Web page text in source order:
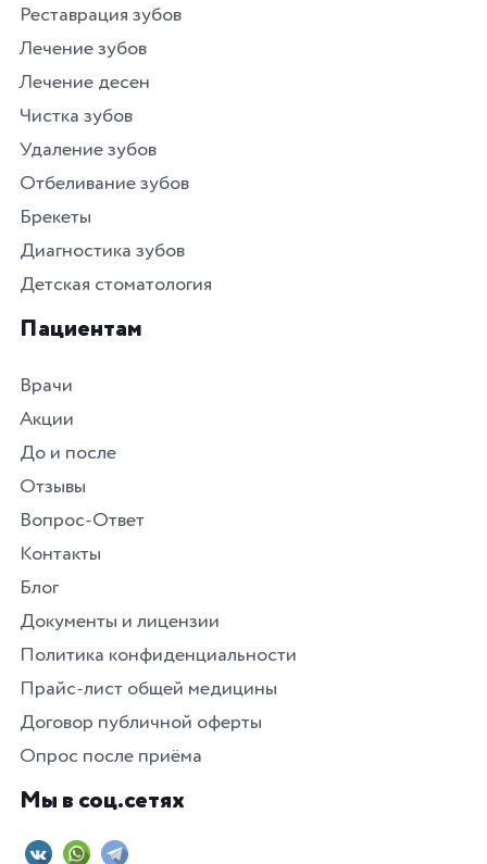
Реставрация зубов
Лечение зубов
Лечение десен
Чистка зубов
Удаление зубов
Отбеливание зубов
Брекеты
Диагностика зубов
Детская стоматология
Пациентам
Врачи
Акции
До и после
Отзывы
Вопрос-Ответ
Контакты
Блог
Документы и лицензии
Политика конфиденциальности
Прайс-лист общей медицины
Договор публичной оферты
Опрос после приёма
Мы в соц.сетях